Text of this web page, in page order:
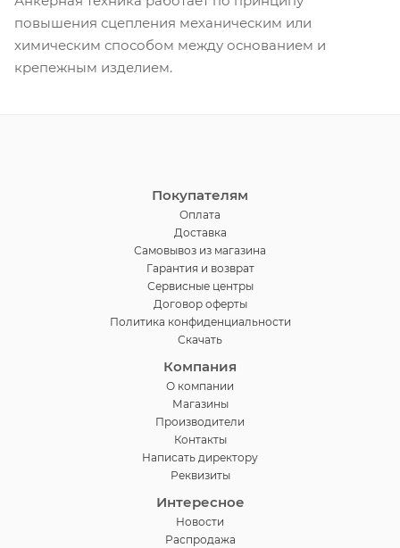
повышения сцепления механическим или
химическим способом между основанием и
крепежным изделием.
Покупателям
Оплата
Доставка
Самовывоз из магазина
Гарантия и возврат
Сервисные центры
Договор оферты
Политика конфиденциальности
Скачать
Компания
О компании
Магазины
Производители
Контакты
Написать директору
Реквизиты
Интересное
Новости
Распродажа